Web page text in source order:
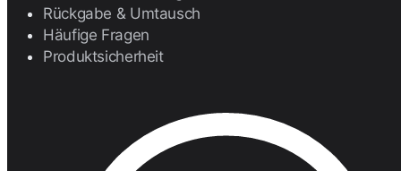
Rückgabe & Umtausch
Häufige Fragen
Produktsicherheit